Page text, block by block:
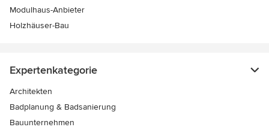
Modulhaus-Anbieter
Holzhäuser-Bau
Expertenkategorie
Architekten
Badplanung & Badsanierung
Bauunternehmen